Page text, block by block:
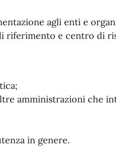
agli enti e
riferimento e centro di
amministrazioni che
in genere.